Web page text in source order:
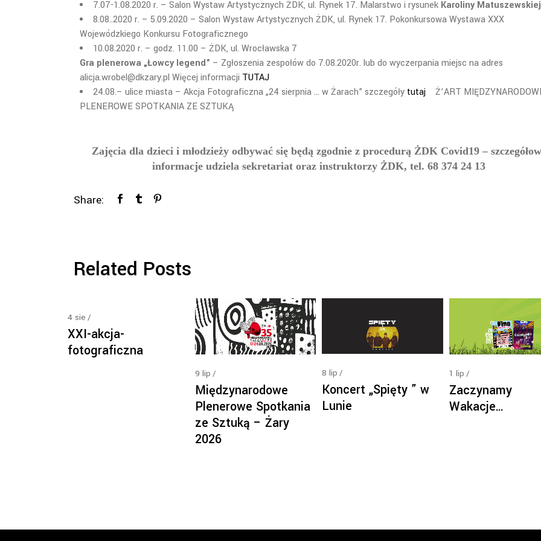
7.07-1.08.2020 r. – Salon Wystaw Artystycznych ŻDK, ul. Rynek 17. Malarstwo i rysunek Karoliny Matuszewskiej
8.08..2020 r. – 5.09.2020 – Salon Wystaw Artystycznych ŻDK, ul. Rynek 17. Pokonkursowa Wystawa XXX
Wojewódzkiego Konkursu Fotograficznego
10.08.2020 r. – godz. 11.00 – ŻDK, ul. Wrocławska 7
Gra plenerowa „Łowcy legend” – Zgłoszenia zespołów do 7.08.2020r. lub do wyczerpania miejsc na adres
alicja.wrobel@dkzary.pl Więcej informacji TUTAJ
24.08.– ulice miasta – Akcja Fotograficzna „24 sierpnia … w Żarach” szczegóły tutaj
Ż’ART
PLENEROWE SPOTKANIA ZE SZTUKĄ
Zajęcia dla dzieci i młodzieży odbywać się będą zgodnie z procedurą ŻDK Covid19 –
informacje udziela sekretariat oraz instruktorzy ŻDK, tel. 68 374 24 13
Share:
Related Posts
4 sie
XXI-akcja-
fotograficzna
9 lip
Międzynarodowe
Plenerowe Spotkania
ze Sztuką – Żary
2026
8 lip
Koncert „Spięty ” w
Lunie
1 lip
Zaczynamy
Wakacje…